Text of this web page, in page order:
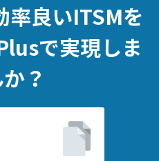
率良いITSMを
で実現しま
？